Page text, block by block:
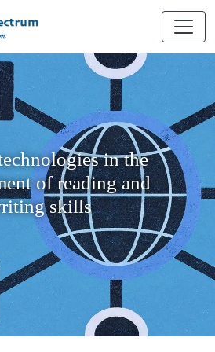
in the
of reading and
skills